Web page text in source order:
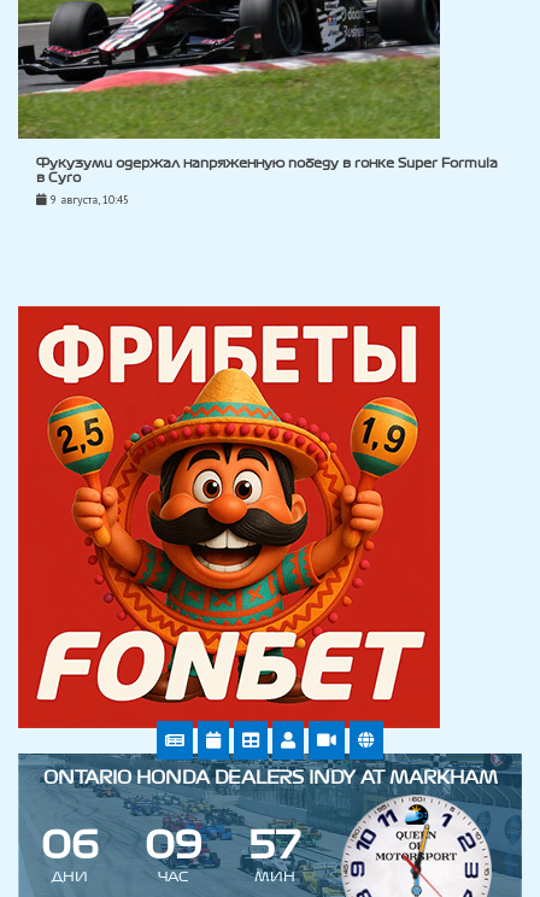
Фукузуми одержал напряженную победу в гонке Super Formula
в Суго
9 августа, 10:45
ONTARIO HONDA DEALERS INDY AT MARKHAM
06
ДНИ
09
ЧАС
57
МИН